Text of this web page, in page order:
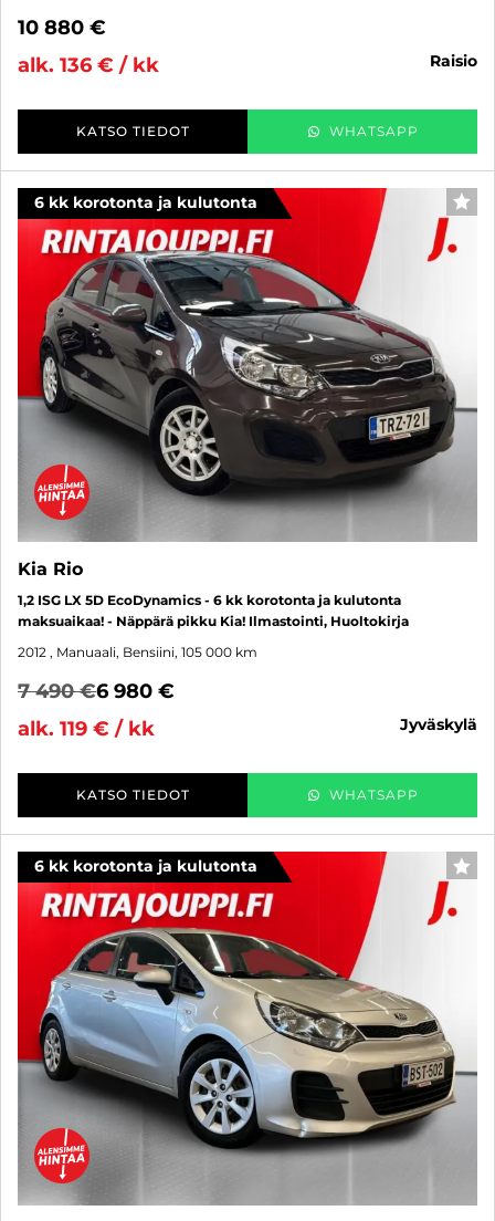
10 880 €
alk. 136 € / kk
raisio
KATSO TIEDOT WHATSAPP
6 kk korotonta ja kulutonta
Kia Rio
1,2 ISG LX 5D EcoDynamics - 6 kk korotonta ja kulutonta
maksuaikaa! - Näppärä pikku Kia! Ilmastointi, Huoltokirja
2012 , Manuaali, Bensiini, 105 000 km
7 490 €6 980 €
alk. 119 € / kk
jyväskylä
KATSO TIEDOT WHATSAPP
6 kk korotonta ja kulutonta